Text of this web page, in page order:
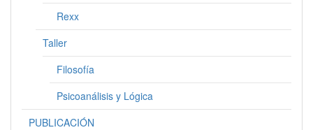
Rexx
Taller
Filosofía
Psicoanálisis y Lógica
PUBLICACIÓN